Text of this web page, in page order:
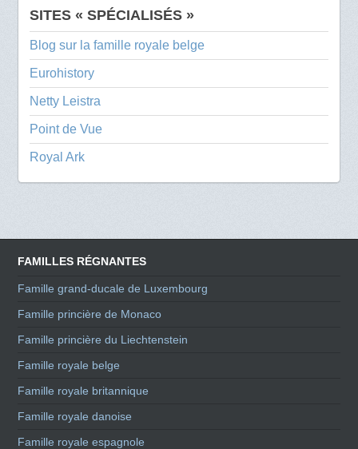
SITES « SPÉCIALISÉS »
Blog sur la famille royale belge
Eurohistory
Netty Leistra
Point de Vue
Royal Ark
FAMILLES RÉGNANTES
Famille grand-ducale de Luxembourg
Famille princière de Monaco
Famille princière du Liechtenstein
Famille royale belge
Famille royale britannique
Famille royale danoise
Famille royale espagnole